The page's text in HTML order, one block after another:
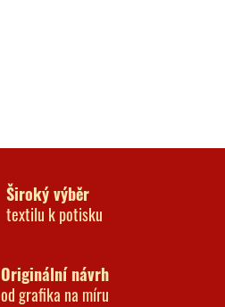
Široký výběr
textilu k potisku
Originální návrh
od grafika na míru